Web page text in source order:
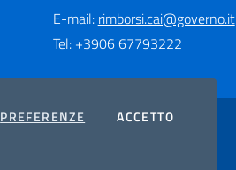
PREFERENZE COOKIESACCETTOI COOKIES
E-mail: rimborsi.cai@governo.it
Tel: +3906 67793222